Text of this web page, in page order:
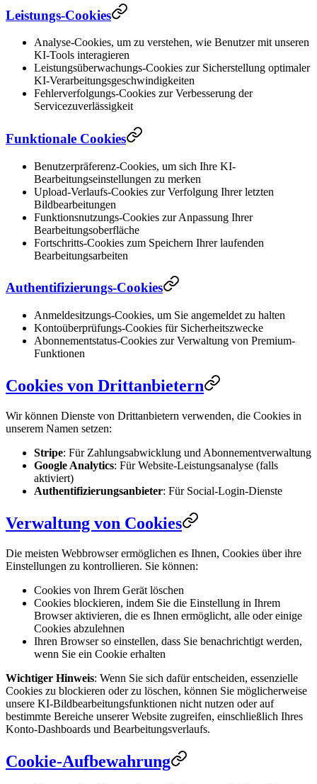
Leistungs-Cookies
Analyse-Cookies, um zu verstehen, wie Benutzer mit unseren
KI-Tools interagieren
Leistungsüberwachungs-Cookies zur Sicherstellung optimaler
KI-Verarbeitungsgeschwindigkeiten
Fehlerverfolgungs-Cookies zur Verbesserung der
Servicezuverlässigkeit
Funktionale Cookies
Benutzerpräferenz-Cookies, um sich Ihre KI-
Bearbeitungseinstellungen zu merken
Upload-Verlaufs-Cookies zur Verfolgung Ihrer letzten
Bildbearbeitungen
Funktionsnutzungs-Cookies zur Anpassung Ihrer
Bearbeitungsoberfläche
Fortschritts-Cookies zum Speichern Ihrer laufenden
Bearbeitungsarbeiten
Authentifizierungs-Cookies
Anmeldesitzungs-Cookies, um Sie angemeldet zu halten
Kontoüberprüfungs-Cookies für Sicherheitszwecke
Abonnementstatus-Cookies zur Verwaltung von Premium-
Funktionen
Cookies von Drittanbietern
Wir können Dienste von Drittanbietern verwenden, die Cookies in
unserem Namen setzen:
Stripe: Für Zahlungsabwicklung und Abonnementverwaltung
Google Analytics: Für Website-Leistungsanalyse (falls
aktiviert)
Authentifizierungsanbieter: Für Social-Login-Dienste
Verwaltung von Cookies
Die meisten Webbrowser ermöglichen es Ihnen, Cookies über ihre
Einstellungen zu kontrollieren. Sie können:
Cookies von Ihrem Gerät löschen
Cookies blockieren, indem Sie die Einstellung in Ihrem
Browser aktivieren, die es Ihnen ermöglicht, alle oder einige
Cookies abzulehnen
Ihren Browser so einstellen, dass Sie benachrichtigt werden,
wenn Sie ein Cookie erhalten
Wichtiger Hinweis: Wenn Sie sich dafür entscheiden, essenzielle
Cookies zu blockieren oder zu löschen, können Sie möglicherweise
unsere KI-Bildbearbeitungsfunktionen nicht nutzen oder auf
bestimmte Bereiche unserer Website zugreifen, einschließlich Ihres
Konto-Dashboards und Bearbeitungsverlaufs.
Cookie-Aufbewahrung